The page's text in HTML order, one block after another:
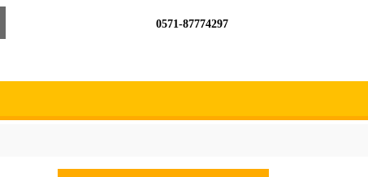
0571-87774297